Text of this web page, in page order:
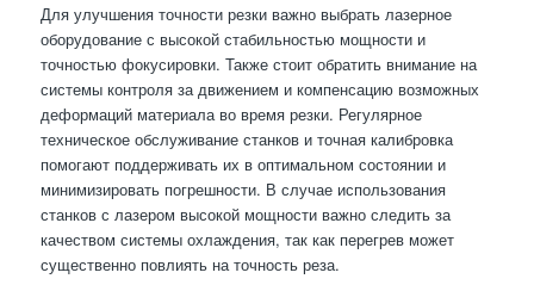
Для улучшения точности резки важно выбрать лазерное
оборудование с высокой стабильностью мощности и
точностью фокусировки. Также стоит обратить внимание на
системы контроля за движением и компенсацию возможных
деформаций материала во время резки. Регулярное
техническое обслуживание станков и точная калибровка
помогают поддерживать их в оптимальном состоянии и
минимизировать погрешности. В случае использования
станков с лазером высокой мощности важно следить за
качеством системы охлаждения, так как перегрев может
существенно повлиять на точность реза.